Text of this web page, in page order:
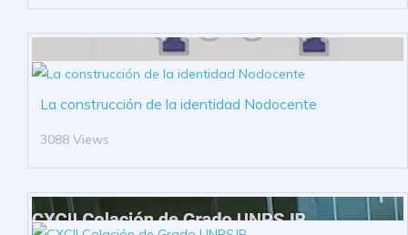
La construcción de la identidad Nodocente
3088 Views